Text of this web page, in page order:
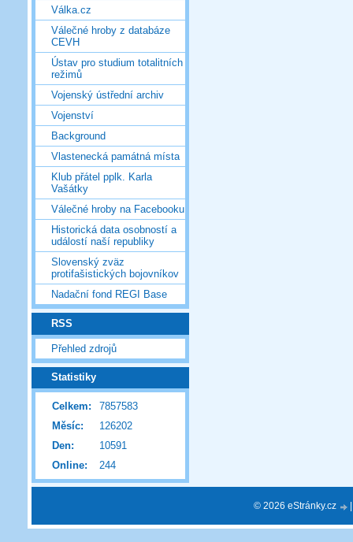
Válka.cz
Válečné hroby z databáze
CEVH
Ústav pro studium totalitních
režimů
Vojenský ústřední archiv
Vojenství
Background
Vlastenecká památná místa
Klub přátel pplk. Karla
Vašátky
Válečné hroby na Facebooku
Historická data osobností a
událostí naší republiky
Slovenský zväz
protifašistických bojovníkov
Nadační fond REGI Base
RSS
Přehled zdrojů
Statistiky
Online: 244
Celkem:
7857583
Měsíc:
126202
Den:
10591
© 2026 eStránky.cz